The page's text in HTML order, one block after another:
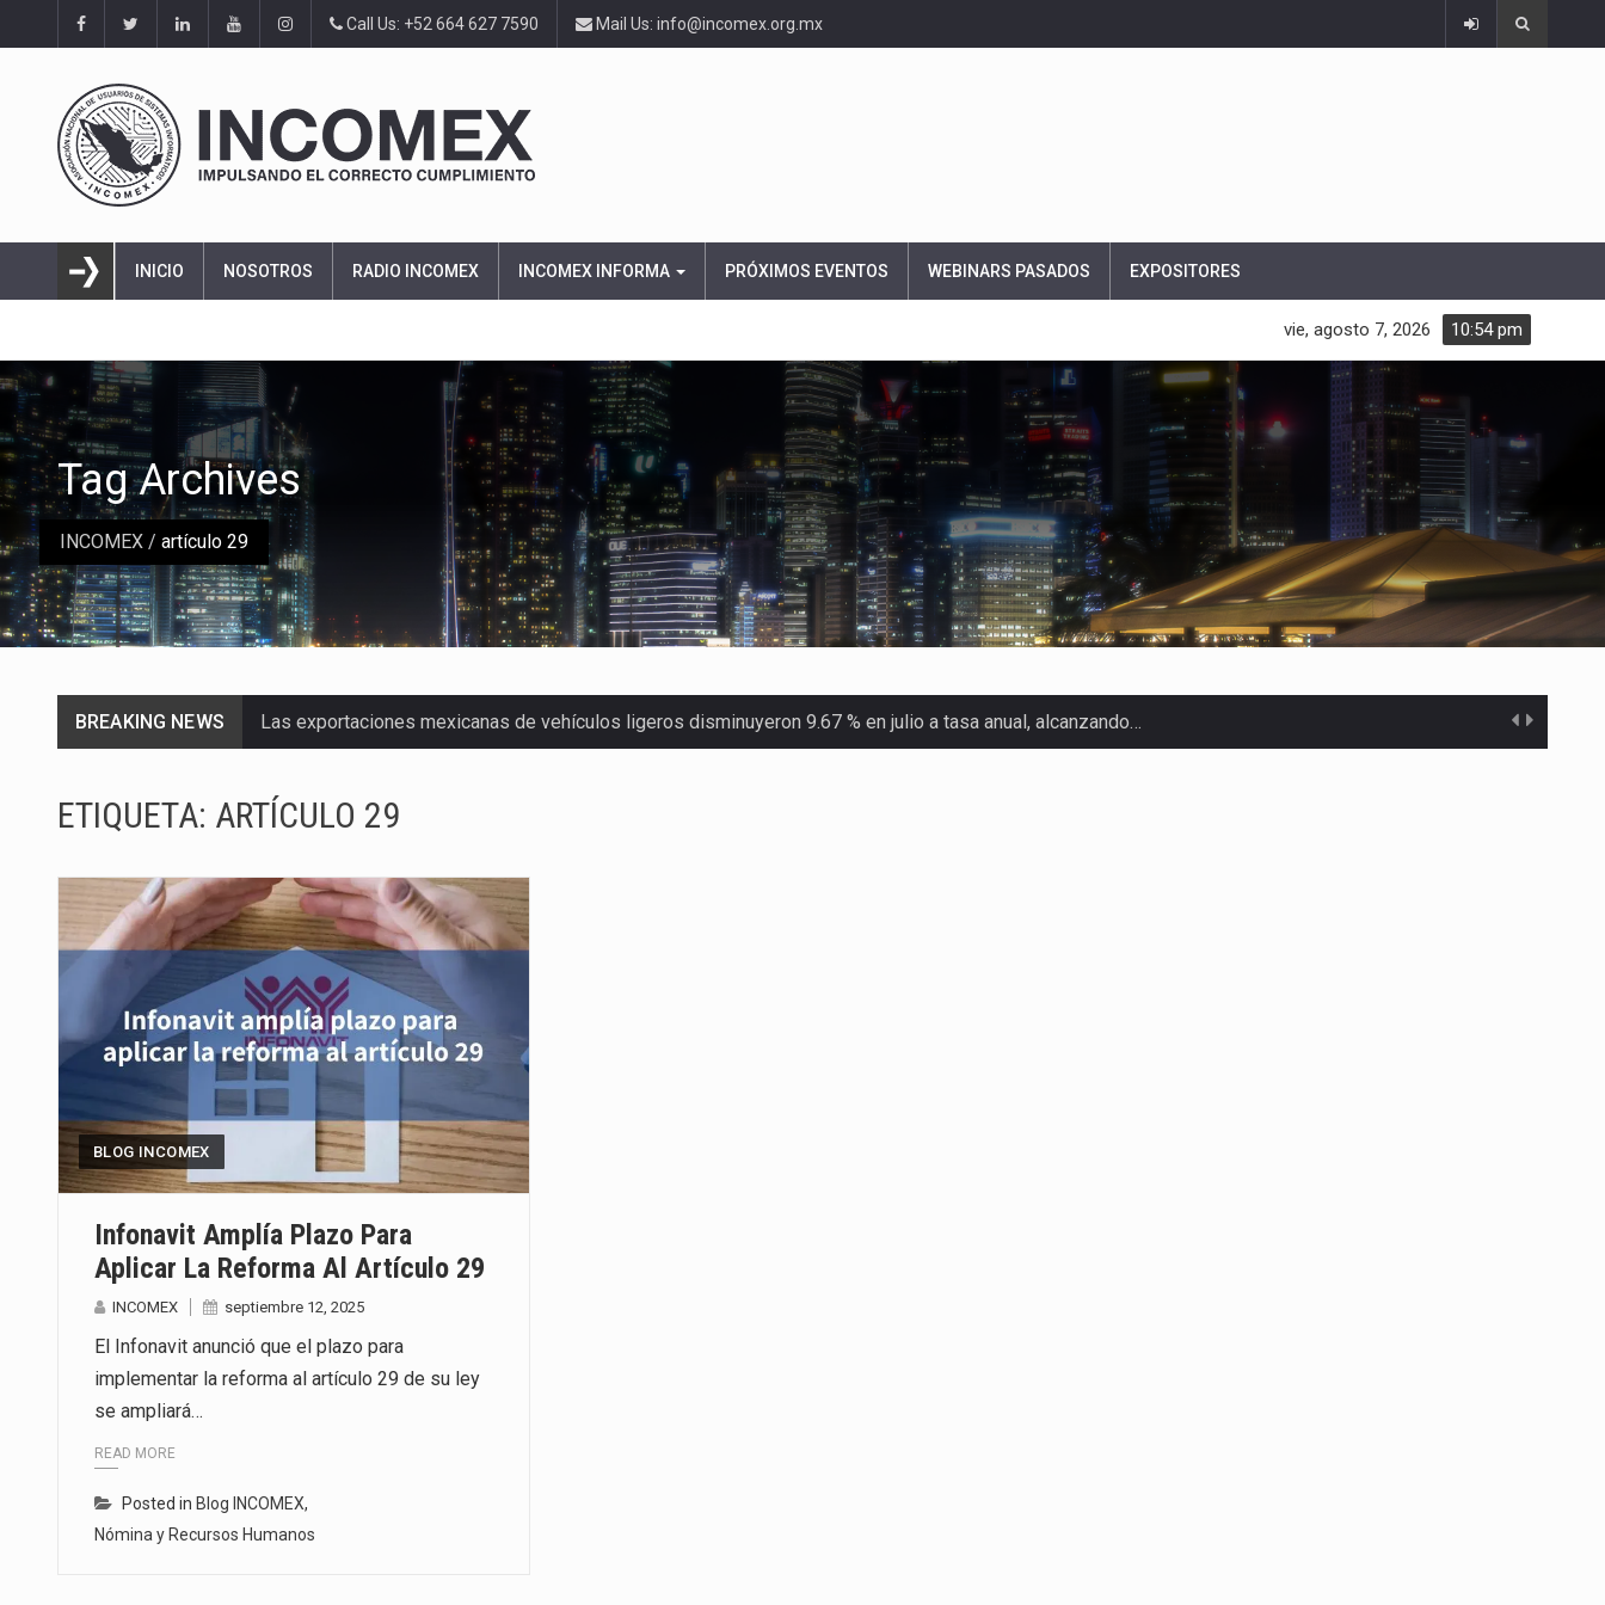
Call Us: +52 664 627 7590 Mail Us: info@incomex.org.mx
INICIO NOSOTROS RADIO INCOMEX INCOMEX INFORMA PRÓXIMOS EVENTOS WEBINARS PASADOS EXPOSITORES
10:54 pm
vie, agosto 7, 2026
INCOMEX / artículo 29
Tag Archives
BREAKING NEWS Las exportaciones mexicanas de vehículos ligeros disminuyeron 9.67 % en julio a tasa anual, alcanzando…
La Coalition for a Prosperous America (CPA) solicitó al gobierno de Estados Unidos mantener e…
Solo el 17.8 % de las empresas en México se considera totalmente preparada para la…
Ante la suspensión temporal de las inspecciones sanitarias del Departamento de Agricultura de Estados Unidos…
Los créditos fiscales determinados a empresas IMMEX rara vez nacen de una interpretación equivocada de…
La industria automotriz mexicana concentra más de la mitad de las quejas bajo el Mecanismo…
La inversión fija bruta en México registró un aumento de 1.1% interanual en mayo de…
El gobierno de Estados Unidos anunciará un arancel del 15 % sobre los productos fabricados…
ETIQUETA: ARTÍCULO 29
BLOG INCOMEX
Infonavit Amplía Plazo Para
Aplicar La Reforma Al Artículo 29
INCOMEX septiembre 12, 2025
El Infonavit anunció que el plazo para
implementar la reforma al artículo 29 de su ley
se ampliará…
READ MORE
Posted in Blog INCOMEX,
Nómina y Recursos Humanos